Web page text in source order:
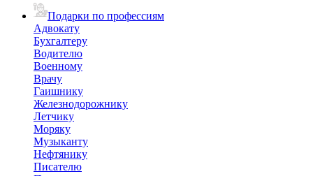
Подарки по профессиям
Адвокату
Бухгалтеру
Водителю
Военному
Врачу
Гаишнику
Железнодорожнику
Летчику
Моряку
Музыканту
Нефтянику
Писателю